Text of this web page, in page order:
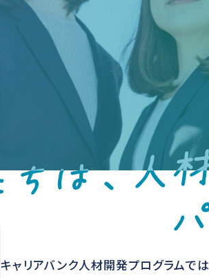
キャリアバンク人材開発プログラムで